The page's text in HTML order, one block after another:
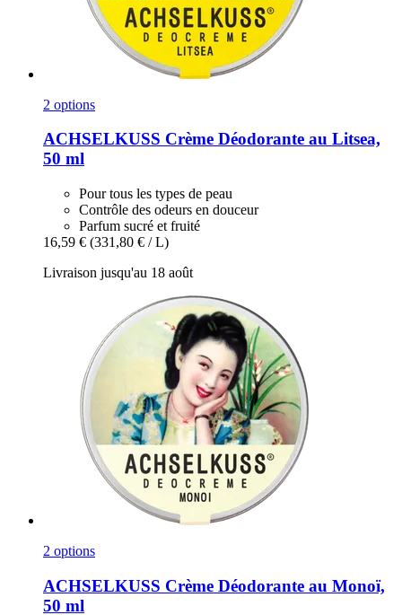
2 options
ACHSELKUSS Crème Déodorante au Litsea,
50 ml
Pour tous les types de peau
Contrôle des odeurs en douceur
Parfum sucré et fruité
16,59 € (331,80 € / L)
Livraison jusqu'au 18 août
2 options
ACHSELKUSS Crème Déodorante au Monoï,
50 ml